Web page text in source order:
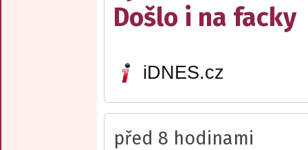
Došlo i na facky
iDNES.cz
před 8 hodinami